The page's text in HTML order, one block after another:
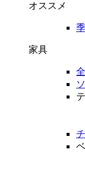
オススメ
家具